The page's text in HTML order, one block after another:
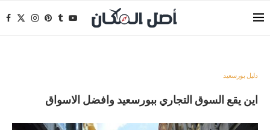
دليل بورسعيد
اين يقع السوق التجاري ببورسعيد وافضل الاسواق